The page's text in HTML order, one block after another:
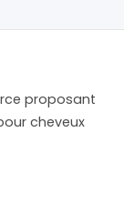
proposant
cheveux